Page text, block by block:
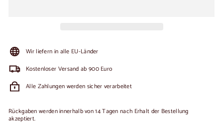
Wir liefern in alle EU-Länder
Kostenloser Versand ab 900 Euro
Alle Zahlungen werden sicher verarbeitet
Rückgaben werden innerhalb von 14 Tagen nach Erhalt der Bestellung
akzeptiert.